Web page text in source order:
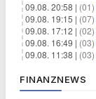
09.08. 20:58 | (01)
09.08. 19:15 | (07)
09.08. 17:12 | (02)
09.08. 16:49 | (03)
09.08. 11:38 | (03)
FINANZNEWS